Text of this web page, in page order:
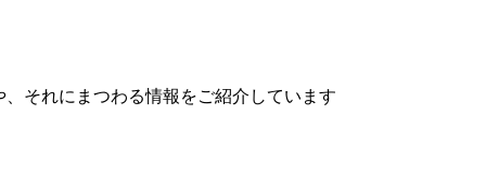
それにまつわる情報をご紹介しています